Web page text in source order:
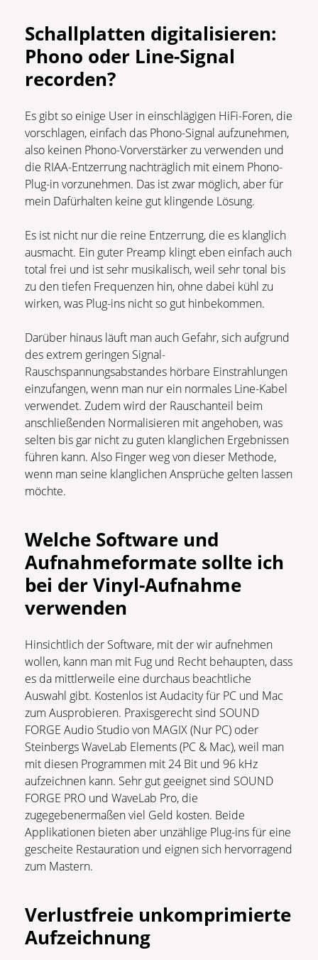
Schallplatten digitalisieren:
Phono oder Line-Signal
recorden?
Es gibt so einige User in einschlägigen HiFi-Foren, die
vorschlagen, einfach das Phono-Signal aufzunehmen,
also keinen Phono-Vorverstärker zu verwenden und
die RIAA-Entzerrung nachträglich mit einem Phono-
Plug-in vorzunehmen. Das ist zwar möglich, aber für
mein Dafürhalten keine gut klingende Lösung.
Es ist nicht nur die reine Entzerrung, die es klanglich
ausmacht. Ein guter Preamp klingt eben einfach auch
total frei und ist sehr musikalisch, weil sehr tonal bis
zu den tiefen Frequenzen hin, ohne dabei kühl zu
wirken, was Plug-ins nicht so gut hinbekommen.
Darüber hinaus läuft man auch Gefahr, sich aufgrund
des extrem geringen Signal-
Rauschspannungsabstandes hörbare Einstrahlungen
einzufangen, wenn man nur ein normales Line-Kabel
verwendet. Zudem wird der Rauschanteil beim
anschließenden Normalisieren mit angehoben, was
selten bis gar nicht zu guten klanglichen Ergebnissen
führen kann. Also Finger weg von dieser Methode,
wenn man seine klanglichen Ansprüche gelten lassen
möchte.
Welche Software und
Aufnahmeformate sollte ich
bei der Vinyl-Aufnahme
verwenden
Hinsichtlich der Software, mit der wir aufnehmen
wollen, kann man mit Fug und Recht behaupten, dass
es da mittlerweile eine durchaus beachtliche
Auswahl gibt. Kostenlos ist Audacity für PC und Mac
zum Ausprobieren. Praxisgerecht sind SOUND
FORGE Audio Studio von MAGIX (Nur PC) oder
Steinbergs WaveLab Elements (PC & Mac), weil man
mit diesen Programmen mit 24 Bit und 96 kHz
aufzeichnen kann. Sehr gut geeignet sind SOUND
FORGE PRO und WaveLab Pro, die
zugegebenermaßen viel Geld kosten. Beide
Applikationen bieten aber unzählige Plug-ins für eine
gescheite Restauration und eignen sich hervorragend
zum Mastern.
Verlustfreie unkomprimierte
Aufzeichnung